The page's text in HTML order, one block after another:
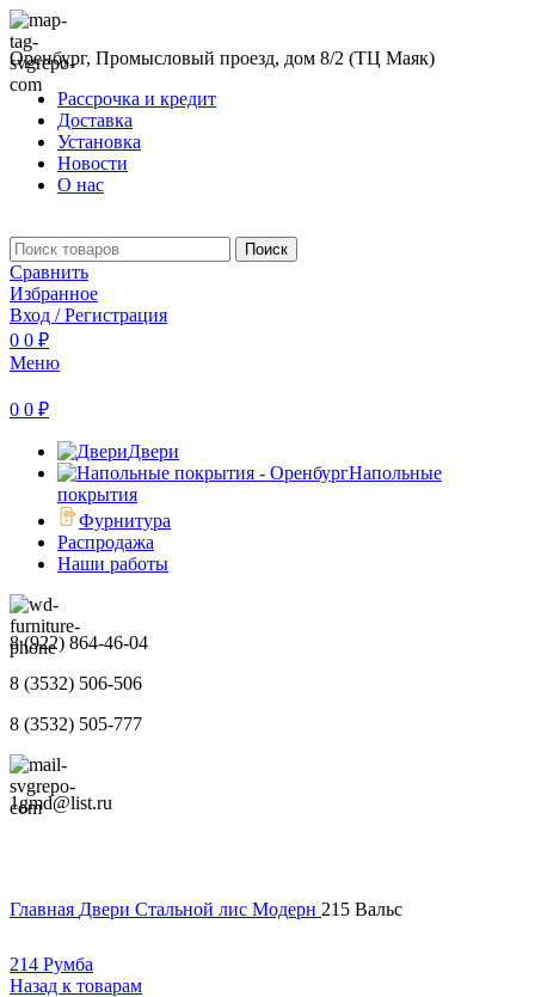
Оренбург, Промысловый проезд, дом 8/2 (ТЦ Маяк)
Рассрочка и кредит
Доставка
Установка
Новости
О нас
Поиск
Сравнить
Избранное
Вход / Регистрация
0 0 ₽
Меню
0 0 ₽
Двери
Напольные
покрытия
Фурнитура
Распродажа
Наши работы
8 (922) 864-46-04
8 (3532) 506-506
8 (3532) 505-777
1gmd@list.ru
Главная Двери Стальной лис Модерн 215 Вальс
214 Румба
Назад к товарам